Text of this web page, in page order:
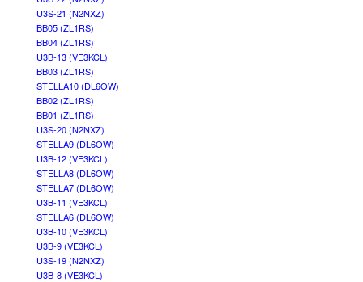
U3S-21 (N2NXZ)
BB05 (ZL1RS)
BB04 (ZL1RS)
U3B-13 (VE3KCL)
BB03 (ZL1RS)
STELLA10 (DL6OW)
BB02 (ZL1RS)
BB01 (ZL1RS)
U3S-20 (N2NXZ)
STELLA9 (DL6OW)
U3B-12 (VE3KCL)
STELLA8 (DL6OW)
STELLA7 (DL6OW)
U3B-11 (VE3KCL)
STELLA6 (DL6OW)
U3B-10 (VE3KCL)
U3B-9 (VE3KCL)
U3S-19 (N2NXZ)
U3B-8 (VE3KCL)